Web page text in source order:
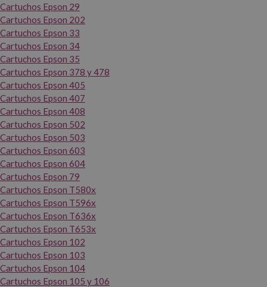
Cartuchos Epson 29
Cartuchos Epson 202
Cartuchos Epson 33
Cartuchos Epson 34
Cartuchos Epson 35
Cartuchos Epson 378 y 478
Cartuchos Epson 405
Cartuchos Epson 407
Cartuchos Epson 408
Cartuchos Epson 502
Cartuchos Epson 503
Cartuchos Epson 603
Cartuchos Epson 604
Cartuchos Epson 79
Cartuchos Epson T580x
Cartuchos Epson T596x
Cartuchos Epson T636x
Cartuchos Epson T653x
Cartuchos Epson 102
Cartuchos Epson 103
Cartuchos Epson 104
Cartuchos Epson 105 y 106